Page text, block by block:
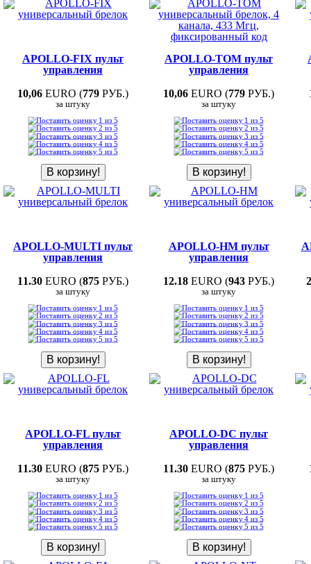
APOLLO-FIX пульт
управления
10,06 EURO (779 РУБ.)
за штуку
APOLLO-TOM пульт
управления
10,06 EURO (779 РУБ.)
за штуку
APOLLO-MULTI пульт
управления
11.30 EURO (875 РУБ.)
за штуку
APOLLO-НM пульт
управления
12.18 EURO (943 РУБ.)
за штуку
APOLLO-FL пульт
управления
11.30 EURO (875 РУБ.)
за штуку
APOLLO-DC пульт
управления
11.30 EURO (875 РУБ.)
за штуку